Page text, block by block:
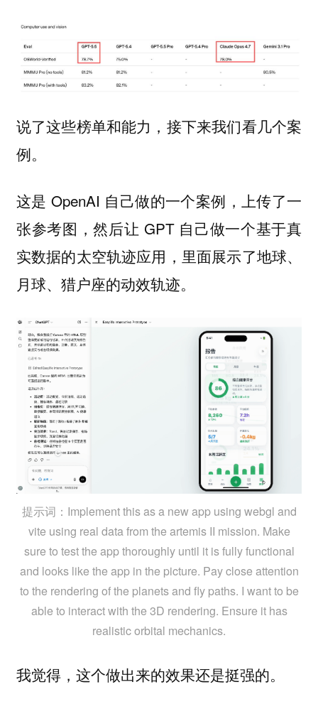
说了这些榜单和能力，接下来我们看几个案
例。
这是 OpenAI 自己做的一个案例，上传了一
张参考图，然后让 GPT 自己做一个基于真
实数据的太空轨迹应用，里面展示了地球、
月球、猎户座的动效轨迹。
提示词：Implement this as a new app using webgl and
vite using real data from the artemis II mission. Make
sure to test the app thoroughly until it is fully functional
and looks like the app in the picture. Pay close attention
to the rendering of the planets and fly paths. I want to be
able to interact with the 3D rendering. Ensure it has
realistic orbital mechanics.
我觉得，这个做出来的效果还是挺强的。